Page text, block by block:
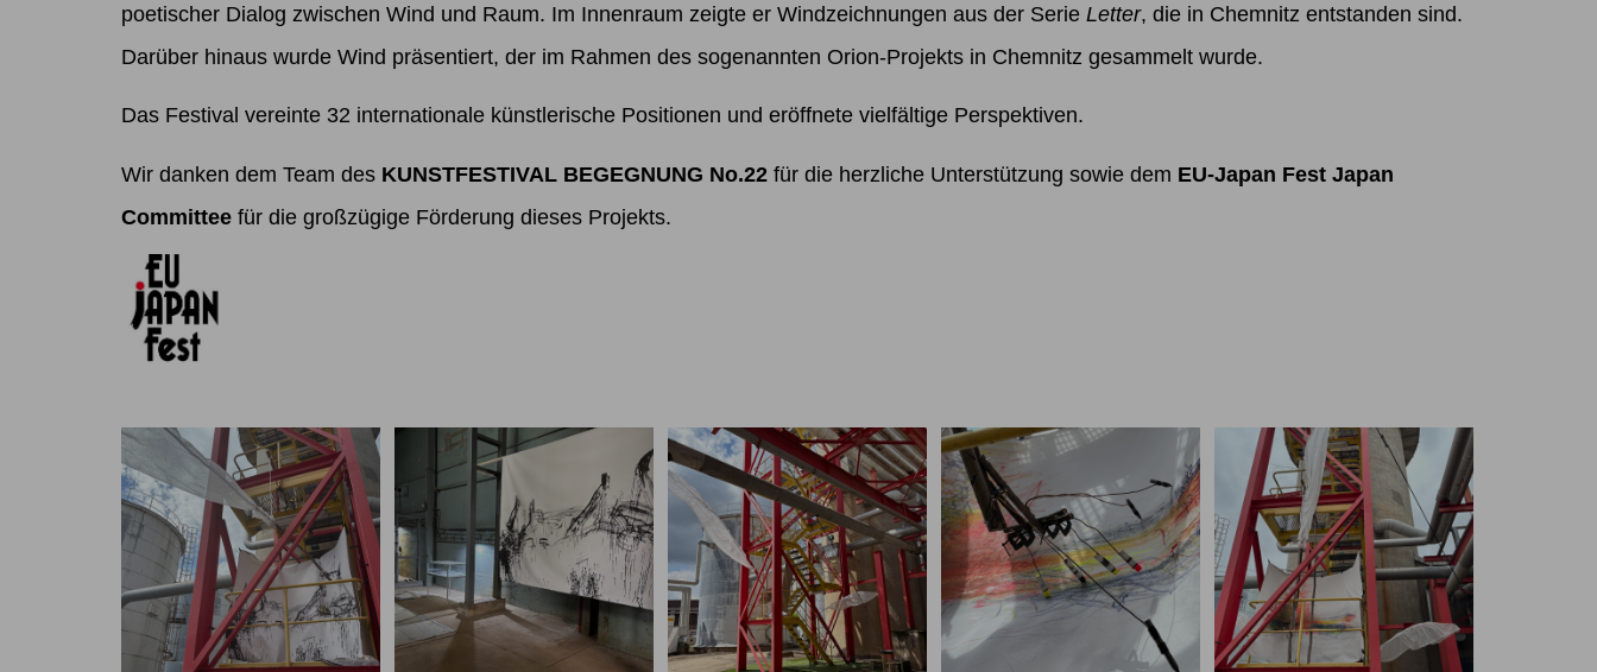
poetischer Dialog zwischen Wind und Raum. Im Innenraum zeigte er Windzeichnungen aus der Serie Letter, die in Chemnitz entstanden sind.
Darüber hinaus wurde Wind präsentiert, der im Rahmen des sogenannten Orion-Projekts in Chemnitz gesammelt wurde.
Das Festival vereinte 32 internationale künstlerische Positionen und eröffnete vielfältige Perspektiven.
Wir danken dem Team des KUNSTFESTIVAL BEGEGNUNG No.22 für die herzliche Unterstützung sowie dem EU-Japan Fest Japan
Committee für die großzügige Förderung dieses Projekts.